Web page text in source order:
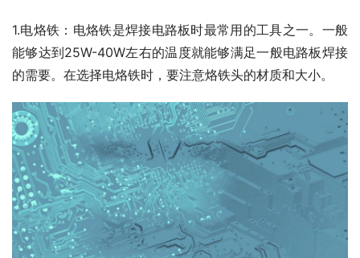
1.电烙铁：电烙铁是焊接电路板时最常用的工具之一。一般
能够达到25W-40W左右的温度就能够满足一般电路板焊接
的需要。在选择电烙铁时，要注意烙铁头的材质和大小。